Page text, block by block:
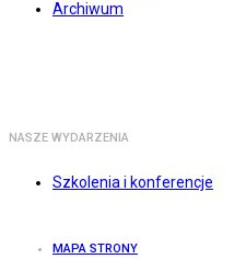
Archiwum
NASZE WYDARZENIA
Szkolenia i konferencje
MAPA STRONY